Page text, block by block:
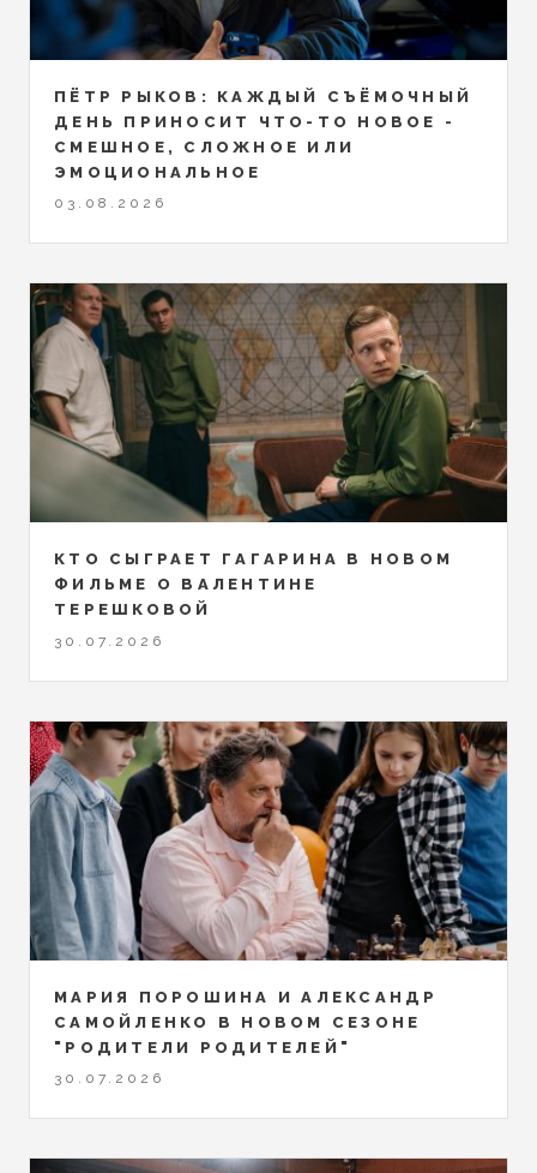
ПЁТР РЫКОВ: КАЖДЫЙ СЪЁМОЧНЫЙ
ДЕНЬ ПРИНОСИТ ЧТО-ТО НОВОЕ -
СМЕШНОЕ, СЛОЖНОЕ ИЛИ
ЭМОЦИОНАЛЬНОЕ
03.08.2026
КТО СЫГРАЕТ ГАГАРИНА В НОВОМ
ФИЛЬМЕ О ВАЛЕНТИНЕ
ТЕРЕШКОВОЙ
30.07.2026
МАРИЯ ПОРОШИНА И АЛЕКСАНДР
САМОЙЛЕНКО В НОВОМ СЕЗОНЕ
"РОДИТЕЛИ РОДИТЕЛЕЙ"
30.07.2026